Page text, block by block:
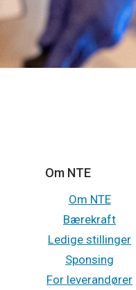
Om NTE
Om NTE
Bærekraft
Ledige stillinger
Sponsing
For leverandører